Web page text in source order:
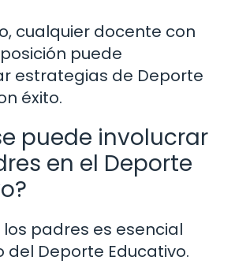
cualquier docente con
puede
estrategias de Deporte
éxito.
puede involucrar
en el Deporte
padres es esencial
del Deporte Educativo.